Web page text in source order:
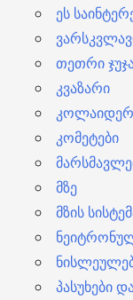
ეს
თეთრი
კვაზარი
კომეტები
მზე
მზის
პასუხები